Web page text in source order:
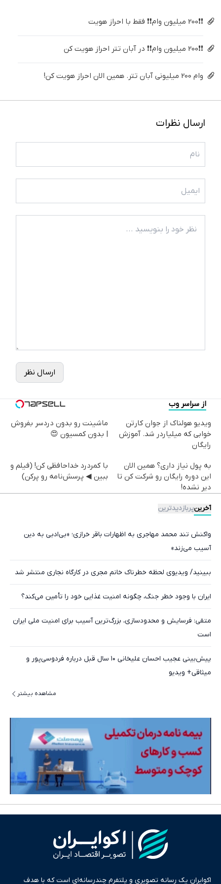
❗❗200 میلیون وام❗❗ فقط با احراز هویت
❗❗200 میلیون وام❗❗ در آبان تتر احراز هویت کن
وام 200 میلیونی آبان تتر. همین الان احراز هویت کن!
ارسال نظرات
ارسال نظر
از سراسر وب
ویدیو هولناک از جوان کارتن
خوابی که میلیاردر شد. آموزش
رایگان
ماشینت رو بدون دردسر بفروش
| بدون کمسیون 😍
به پول نیاز داری؟ همین الان
این دوره رایگان رو شرکت کن تا
دیر نشده!
با کمردرد خداحافظی کن! (فیلم و
ببین ◀ پرسش‌نامه رو پرکن)
آخرینپربازدیدترین
واکنش تند محمد مهاجری به اظهارات باقر خرازی؛ «بی‌ادبی به دین
آسیب می‌زند»
ببینید/ ویدیوی لحظه خطرناک خانم مجری در کارگاه نجاری منتشر شد
ایران با وجود خطر جنگ، چگونه امنیت غذایی خود را تأمین می‌کند؟
متقی: فرسایش و محدودسازی، بزرگ‌ترین آسیب برای امنیت ملی ایران
است
پیش‌بینی عجیب احسان علیخانی ۱۰ سال قبل درباره فردوسی‌پور و
میثاقی+ ویدیو
مشاهده بیشتر
اکوایران یک رسانه تصویری و پلتفرم چندرسانه‌ای است که با هدف